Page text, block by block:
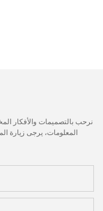
نرحب بالتصميمات والأفكار
المعلومات، يرجى زيارة